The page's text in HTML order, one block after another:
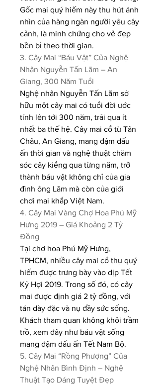
Gốc mai quý hiếm này thu hút ánh
nhìn của hàng ngàn người yêu cây
cảnh, là minh chứng cho vẻ đẹp
bền bỉ theo thời gian.
3. Cây Mai “Báu Vật” Của Nghệ
Nhân Nguyễn Tấn Lãm – An
Giang, 300 Năm Tuổi
Nghệ nhân Nguyễn Tấn Lãm sở
hữu một cây mai có tuổi đời ước
tính lên tới 300 năm, trải qua ít
nhất ba thế hệ. Cây mai cổ từ Tân
Châu, An Giang, mang đậm dấu
ấn thời gian và nghệ thuật chăm
sóc cây kiểng qua từng năm, trở
thành báu vật không chỉ của gia
đình ông Lãm mà còn của giới
chơi mai khắp Việt Nam.
4. Cây Mai Vàng Chợ Hoa Phú Mỹ
Hưng 2019 – Giá Khoảng 2 Tỷ
Đồng
Tại chợ hoa Phú Mỹ Hưng,
TPHCM, nhiều cây mai cổ thụ quý
hiếm được trưng bày vào dịp Tết
Kỷ Hợi 2019. Trong số đó, có cây
mai được định giá 2 tỷ đồng, với
tán dày đặc và nụ đầy sức sống.
Khách tham quan không khỏi trầm
trồ, xem đây như báu vật sống
mang đậm dấu ấn Tết Nam Bộ.
5. Cây Mai “Rồng Phượng” Của
Nghệ Nhân Bình Định – Nghệ
Thuật Tạo Dáng Tuyệt Đẹp